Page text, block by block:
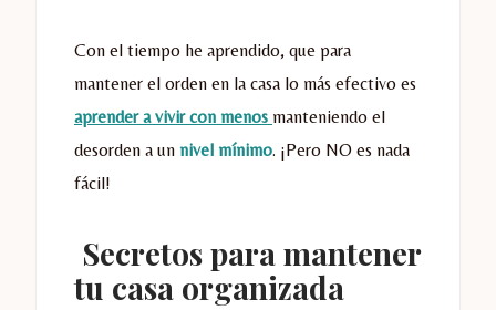
Con el tiempo he aprendido, que para
mantener el orden en la casa lo más efectivo es
aprender a vivir con menos manteniendo el
desorden a un nivel mínimo. ¡Pero NO es nada
fácil!
Secretos para mantener
tu casa organizada